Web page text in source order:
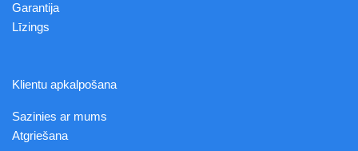
Garantija
Līzings
Klientu apkalpošana
Sazinies ar mums
Atgriešana